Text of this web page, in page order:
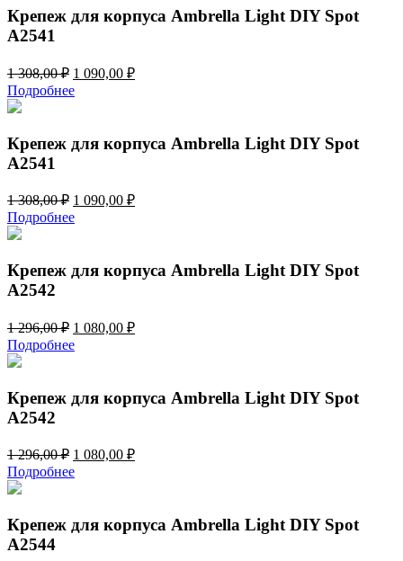
452,00 ₽.
Крепеж для корпуса Ambrella Light DIY Spot
A2541
1 308,00₽ Первоначальная
цена
составляла
1 090,00 ₽Текущая
Подробнее
Крепеж для корпуса Ambrella Light DIY Spot
A2541
1 308,00₽ Первоначальная
цена
составляла
308,00 ₽.
1 090,00 ₽Текущая
Подробнее
Крепеж для корпуса Ambrella Light DIY Spot
A2542
1 296,00₽ Первоначальная
цена
составляла
1 080,00 ₽Текущая
Подробнее
Крепеж для корпуса Ambrella Light DIY Spot
A2542
1 296,00₽ Первоначальная
цена
составляла
1 080,00 ₽Текущая
Подробнее
Крепеж для корпуса Ambrella Light DIY Spot
A2544